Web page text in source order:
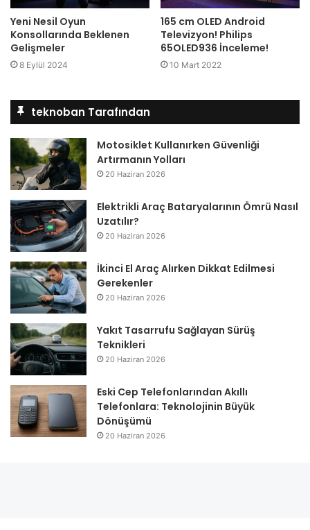
Yeni Nesil Oyun
Konsollarında Beklenen
Gelişmeler
8 Eylül 2024
165 cm OLED Android
Televizyon! Philips
65OLED936 İnceleme!
10 Mart 2022
teknoban Tarafından
Motosiklet Kullanırken Güvenliği
Artırmanın Yolları
20 Haziran 2026
Elektrikli Araç Bataryalarının Ömrü Nasıl
Uzatılır?
20 Haziran 2026
İkinci El Araç Alırken Dikkat Edilmesi
Gerekenler
20 Haziran 2026
Yakıt Tasarrufu Sağlayan Sürüş
Teknikleri
20 Haziran 2026
Eski Cep Telefonlarından Akıllı
Telefonlara: Teknolojinin Büyük
Dönüşümü
20 Haziran 2026